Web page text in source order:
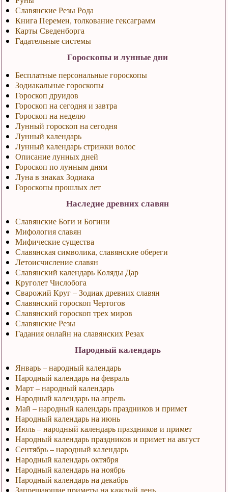
Славянские Резы Рода
Книга Перемен, толкование гексаграмм
Карты Сведенборга
Гадательные системы
Гороскопы и лунные дни
Бесплатные персональные гороскопы
Зодиакальные гороскопы
Гороскоп друидов
Гороскоп на сегодня и завтра
Гороскоп на неделю
Лунный гороскоп на сегодня
Лунный календарь
Лунный календарь стрижки волос
Описание лунных дней
Гороскоп по лунным дням
Луна в знаках Зодиака
Гороскопы прошлых лет
Наследие древних славян
Славянские Боги и Богини
Мифология славян
Мифические существа
Славянская символика, славянские обереги
Летоисчисление славян
Славянский календарь Коляды Дар
Круголет Числобога
Сварожий Круг – Зодиак древних славян
Славянский гороскоп Чертогов
Славянский гороскоп трех миров
Славянские Резы
Гадания онлайн на славянских Резах
Народный календарь
Январь – народный календарь
Народный календарь на февраль
Март – народный календарь
Народный календарь на апрель
Май – народный календарь праздников и примет
Народный календарь на июнь
Июль – народный календарь праздников и примет
Народный календарь праздников и примет на август
Сентябрь – народный календарь
Народный календарь октября
Народный календарь на ноябрь
Народный календарь на декабрь
Запрещающие приметы на каждый день